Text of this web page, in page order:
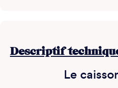
Descriptif
Le